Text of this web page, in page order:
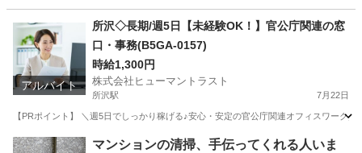
南桜井駅 介護
アルバイト
所沢◇長期/週5日【未経験OK！】官公庁関連の窓
口・事務(B5GA-0157)
時給1,300円
株式会社ヒューマントラスト
所沢駅 7月22日
【PRポイント】 ＼週5日でしっかり稼げる♪安心・安定の官公庁関連オフィスワー
埼玉 所沢市 所沢駅 一般事務 ヒューマントラスト
マンションの清掃、手伝ってくれる人いま